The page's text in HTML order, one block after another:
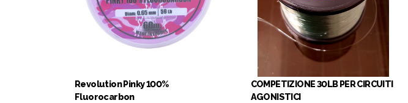
Revolution Pinky 100%
Fluorocarbon
COMPETIZIONE 30LB PER CIRCUITI
AGONISTICI